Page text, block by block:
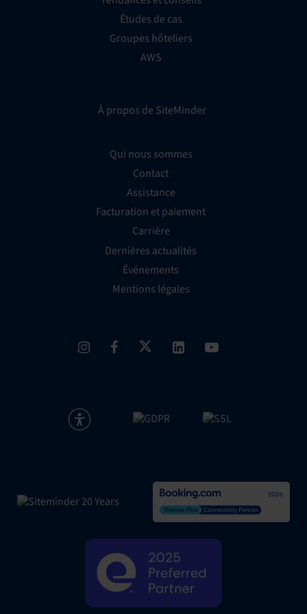
Études de cas
Groupes hôteliers
AWS
À propos de SiteMinder
Qui nous sommes
Contact
Assistance
Facturation et paiement
Carrière
Dernières actualités
Événements
Mentions légales